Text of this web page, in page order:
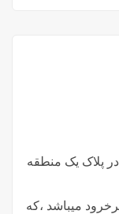
نوساز ،در پلاک یک منطقه
میباشد ،که